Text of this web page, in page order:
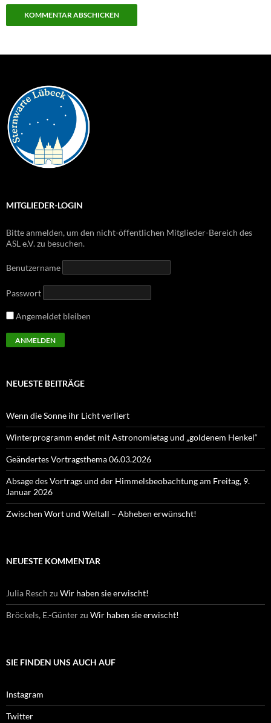
MITGLIEDER-LOGIN
Bitte anmelden, um den nicht-öffentlichen Mitglieder-Bereich des
ASL e.V. zu besuchen.
Benutzername
Passwort
Angemeldet bleiben
NEUESTE BEITRÄGE
Wenn die Sonne ihr Licht verliert
Winterprogramm endet mit Astronomietag und „goldenem Henkel“
Geändertes Vortragsthema 06.03.2026
Absage des Vortrags und der Himmelsbeobachtung am Freitag, 9.
Januar 2026
Zwischen Wort und Weltall – Abheben erwünscht!
NEUESTE KOMMENTAR
Julia Resch zu Wir haben sie erwischt!
Bröckels, E.-Günterzu Wir haben sie erwischt!
SIE FINDEN UNS AUCH AUF
Instagram
Twitter